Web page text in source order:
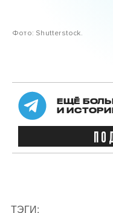
Фото: Shutterstock.
ЕЩЁ
И
ТЭГИ: